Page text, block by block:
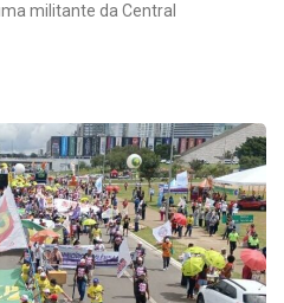
militante da Central